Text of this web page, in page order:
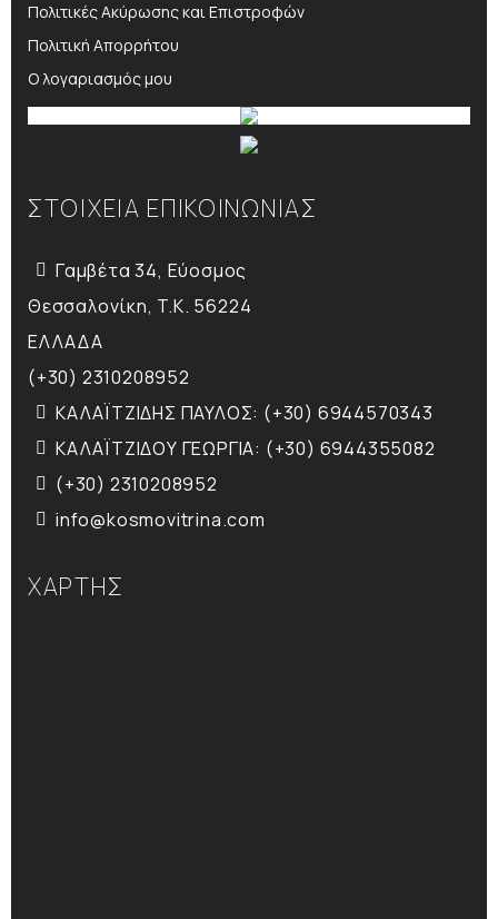
Πολιτικές Ακύρωσης και Επιστροφών
Πολιτική Απορρήτου
Ο λογαριασμός μου
ΣΤΟΙΧΕΙΑ ΕΠΙΚΟΙΝΩΝΙΑΣ
Γαμβέτα 34, Εύοσμος
Θεσσαλονίκη, T.K. 56224
ΕΛΛΑΔΑ
(+30) 2310208952
ΚΑΛΑΪΤΖΙΔΗΣ ΠΑΥΛΟΣ: (+30) 6944570343
ΚΑΛΑΪΤΖΙΔΟΥ ΓΕΩΡΓΙΑ: (+30) 6944355082
(+30) 2310208952
info@kosmovitrina.com
ΧΑΡΤΗΣ